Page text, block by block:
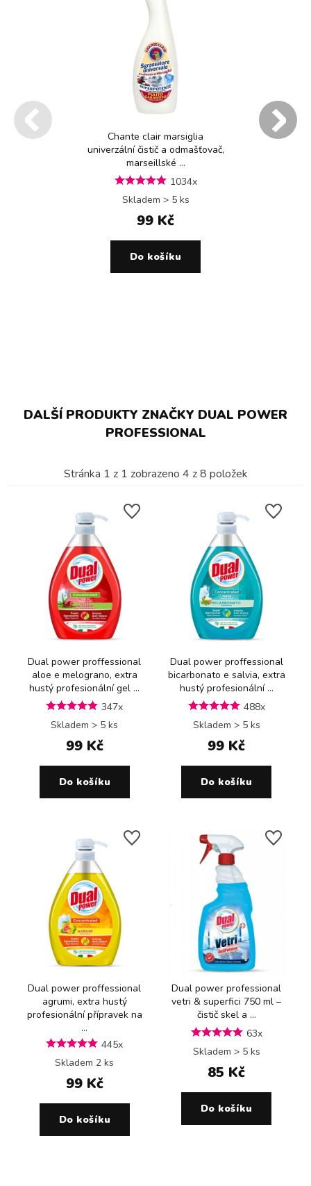
Chante clair marsiglia
univerzální čistič a odmašťovač,
marseillské ...
1034x
Skladem > 5 ks
99 Kč
Do košíku
DALŠÍ PRODUKTY ZNAČKY DUAL POWER
PROFESSIONAL
Stránka 1 z 1 zobrazeno 4 z8 položek
Dual power proffessional
aloe e melograno, extra
hustý profesionální gel ...
347x
Skladem > 5 ks
99 Kč
Do košíku
Dual power proffessional
bicarbonato e salvia, extra
hustý profesionální ...
488x
Skladem > 5 ks
99 Kč
Do košíku
Dual power proffessional
agrumi, extra hustý
profesionální přípravek na
...
445x
Skladem 2 ks
99 Kč
Do košíku
Dual power professional
vetri & superfici 750 ml –
čistič skel a ...
63x
Skladem > 5 ks
85 Kč
Do košíku